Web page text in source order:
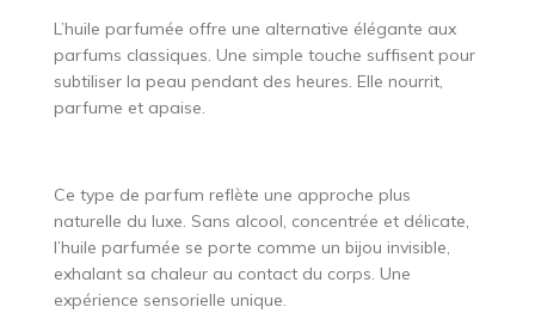
L’huile parfumée offre une alternative élégante aux
parfums classiques. Une simple touche suffisent pour
subtiliser la peau pendant des heures. Elle nourrit,
parfume et apaise.
Ce type de parfum reflète une approche plus
naturelle du luxe. Sans alcool, concentrée et délicate,
l’huile parfumée se porte comme un bijou invisible,
exhalant sa chaleur au contact du corps. Une
expérience sensorielle unique.